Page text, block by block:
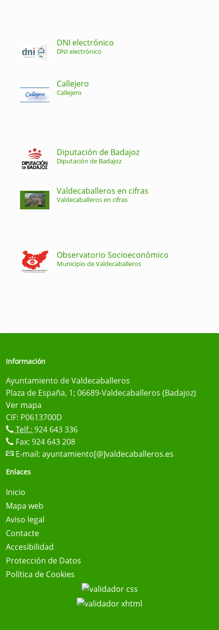
DNI electrónico
DNI electrónico
Callejero
Callejero
Diputación de Badajoz
Diputación de Badajoz
Valdecaballeros en cifras
Valdecaballeros en cifras
Observatorio Socioeconómico
Municipio de Valdecaballeros
Información
Ayuntamiento de Valdecaballeros
Plaza de España, 1; 06689-Valdecaballeros (Badajoz)
Ver mapa
CIF: P0613700D
Telf.: 924 643 336
Fax: 924 643 208
E-mail: ayuntamiento[@]valdecaballeros.es
Enlaces
Inicio
Mapa web
Aviso legal
Contacte
Accesibilidad
Protección de Datos
Política de Cookies